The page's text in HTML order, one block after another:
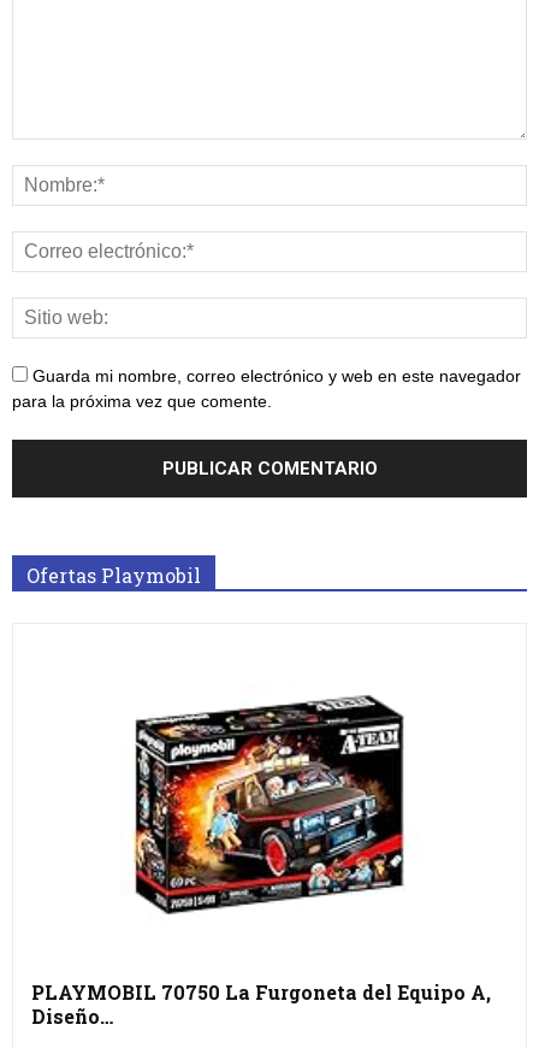
Guarda mi nombre, correo electrónico y web en este navegador
para la próxima vez que comente.
Ofertas Playmobil
PLAYMOBIL 70750 La Furgoneta del Equipo A,
Diseño…